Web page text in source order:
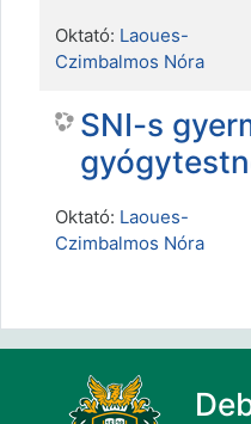
Oktató: Laoues-
Czimbalmos Nóra
SNI-s
Oktató: Laoues-
Czimbalmos Nóra